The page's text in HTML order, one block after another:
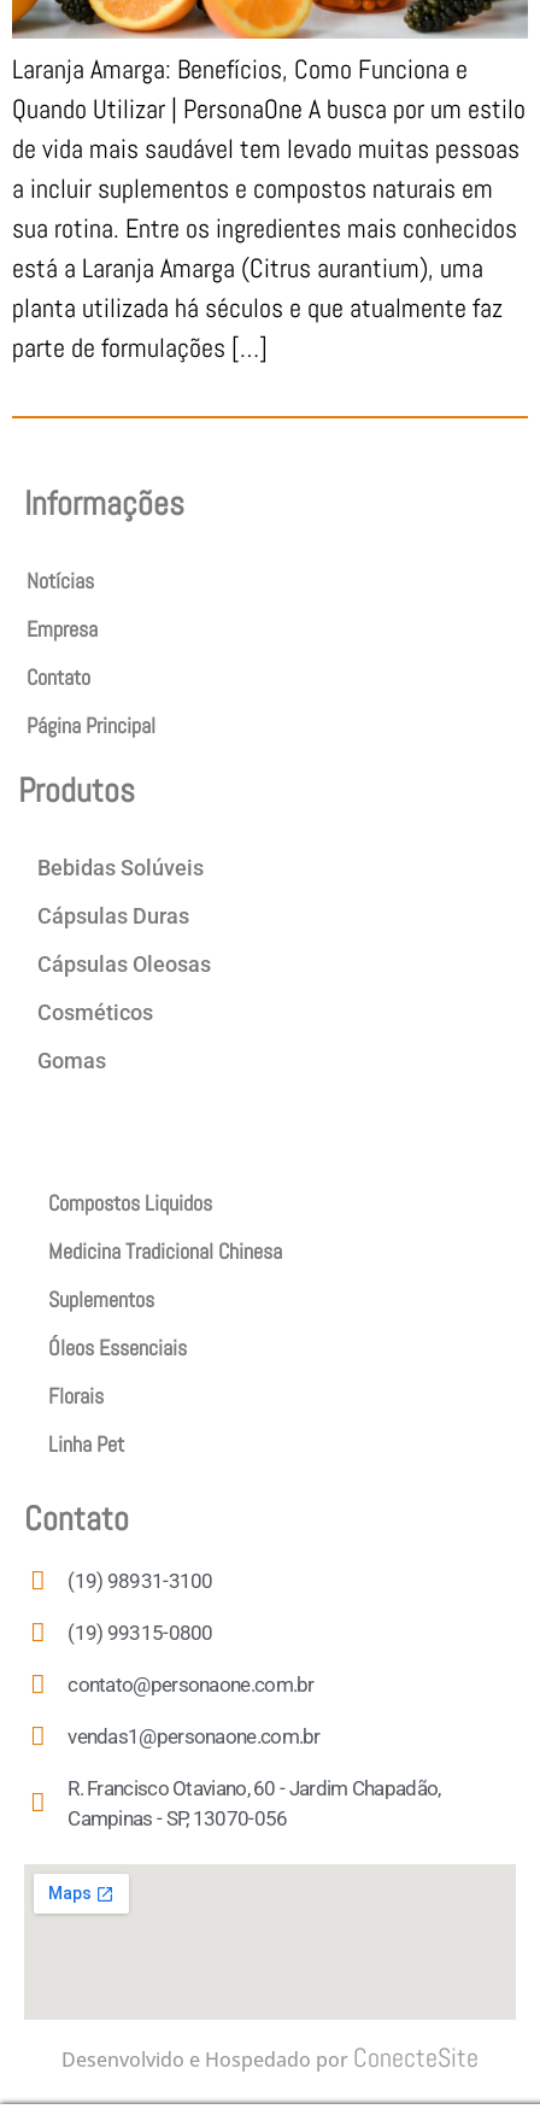
Laranja Amarga: Benefícios, Como Funciona e
Quando Utilizar | PersonaOne A busca por um estilo
de vida mais saudável tem levado muitas pessoas
a incluir suplementos e compostos naturais em
sua rotina. Entre os ingredientes mais conhecidos
está a Laranja Amarga (Citrus aurantium), uma
planta utilizada há séculos e que atualmente faz
parte de formulações […]
Informações
Notícias
Empresa
Contato
Página Principal
Produtos
Bebidas Solúveis
Cápsulas Duras
Cápsulas Oleosas
Cosméticos
Gomas
Compostos Liquidos
Medicina Tradicional Chinesa
Suplementos
Óleos Essenciais
Florais
Linha Pet
Contato
(19) 98931-3100
(19) 99315-0800
contato@personaone.com.br
vendas1@personaone.com.br
R. Francisco Otaviano, 60 - Jardim Chapadão,
Campinas - SP, 13070-056
Desenvolvido e Hospedado por ConecteSite